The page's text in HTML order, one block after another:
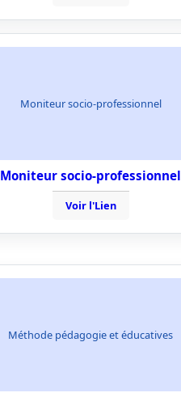
Moniteur socio-professionnel
Moniteur socio-professionnel
Voir l'Lien
Méthode pédagogie et éducatives